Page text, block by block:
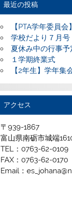
最近の投稿
【PTA学年委員
学校だより７月号
夏休み中の行事予
１学期終業式
【2年生】学年集
アクセス
〒939-1867
富山県南砺市城端
TEL：0763-62-0109
FAX：0763-62-0170
Email：